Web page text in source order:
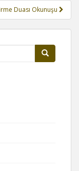
Duası Okunuşu